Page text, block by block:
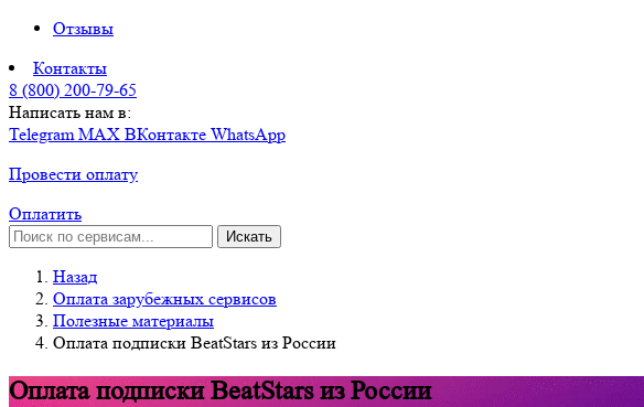
Отзывы
Контакты
8 (800) 200-79-65
Написать нам в:
TelegramMAX ВКонтакте WhatsApp
Провести оплату
Оплатить
Искать
Назад
Оплата зарубежных сервисов
Полезные материалы
Оплата подписки BeatStars из России
Оплата подписки BeatStars из России